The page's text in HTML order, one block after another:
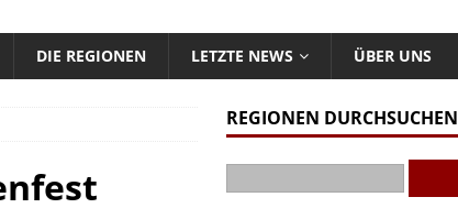
DIE REGIONEN LETZTE NEWS ÜBER UNS
REGIONEN DURCHSUCHEN